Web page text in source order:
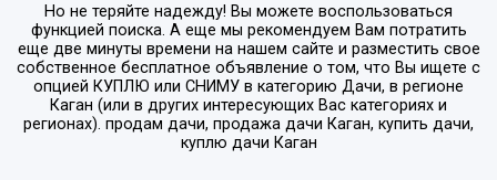
Но не теряйте надежду! Вы можете воспользоваться
функцией поиска. А еще мы рекомендуем Вам потратить
еще две минуты времени на нашем сайте и разместить свое
собственное бесплатное объявление о том, что Вы ищете с
опцией КУПЛЮ или СНИМУ в категорию Дачи, в регионе
Каган (или в других интересующих Вас категориях и
регионах). продам дачи, продажа дачи Каган, купить дачи,
куплю дачи Каган